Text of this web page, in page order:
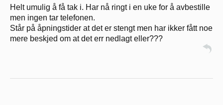
Helt umulig å få tak i. Har nå ringt i en uke for å avbestille
men ingen tar telefonen.
Står på åpningstider at det er stengt men har ikker fått noe
mere beskjed om at det err nedlagt eller???